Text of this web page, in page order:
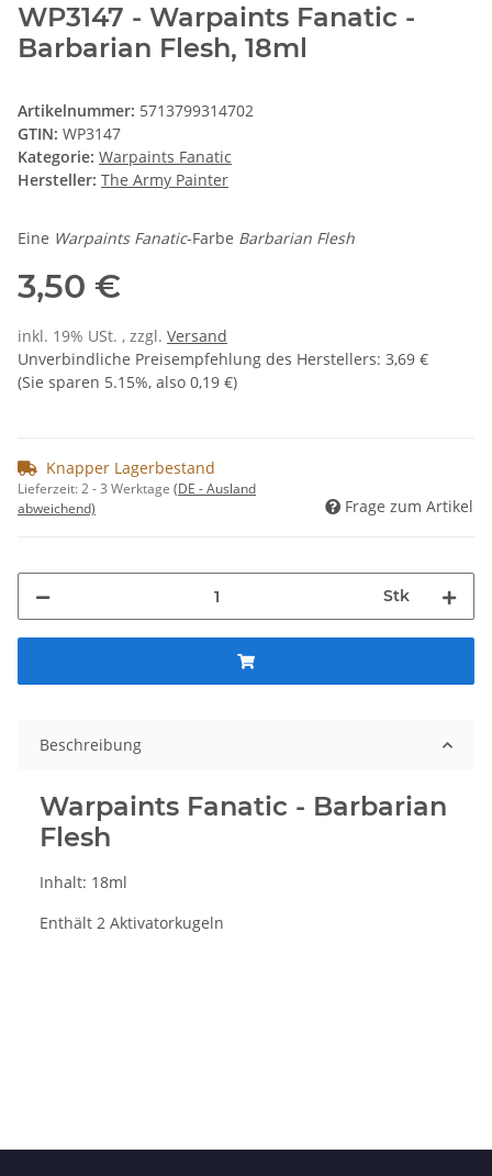
WP3147 - Warpaints Fanatic -
Barbarian Flesh, 18ml
Artikelnummer: 5713799314702
GTIN: WP3147
Kategorie: Warpaints Fanatic
Hersteller: The Army Painter
Eine Warpaints Fanatic-Farbe Barbarian Flesh
3,50 €
inkl. 19% USt. , zzgl. Versand
Unverbindliche Preisempfehlung des Herstellers: 3,69 €
(Sie sparen 5.15%, also 0,19 €)
Knapper Lagerbestand
Lieferzeit:2 - 3 Werktage (DE - Ausland
abweichend)
Frage zum Artikel
Stk
Beschreibung
Warpaints Fanatic - Barbarian
Flesh
Inhalt: 18ml
Enthält 2 Aktivatorkugeln